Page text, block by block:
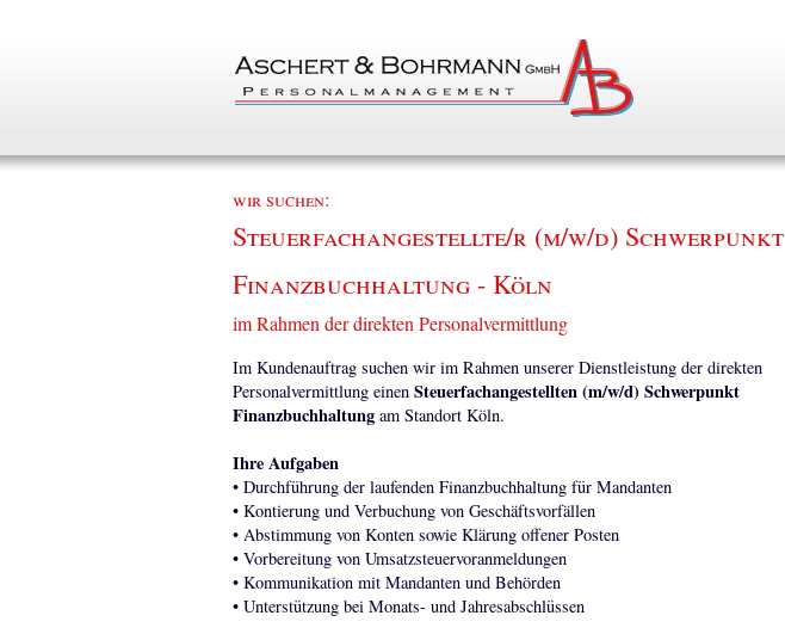
wir suchen:
Steuerfachangestellte/r (m/w/d) Schwerpunkt
Finanzbuchhaltung - Köln
im Rahmen der direkten Personalvermittlung
Im Kundenauftrag suchen wir im Rahmen unserer Dienstleistung der direkten
Personalvermittlung einen Steuerfachangestellten (m/w/d) Schwerpunkt
Finanzbuchhaltungam Standort Köln.
Ihre Aufgaben
• Durchführung der laufenden Finanzbuchhaltung für Mandanten
• Kontierung und Verbuchung von Geschäftsvorfällen
• Abstimmung von Konten sowie Klärung offener Posten
• Vorbereitung von Umsatzsteuervoranmeldungen
• Kommunikation mit Mandanten und Behörden
• Unterstützung bei Monats- und Jahresabschlüssen